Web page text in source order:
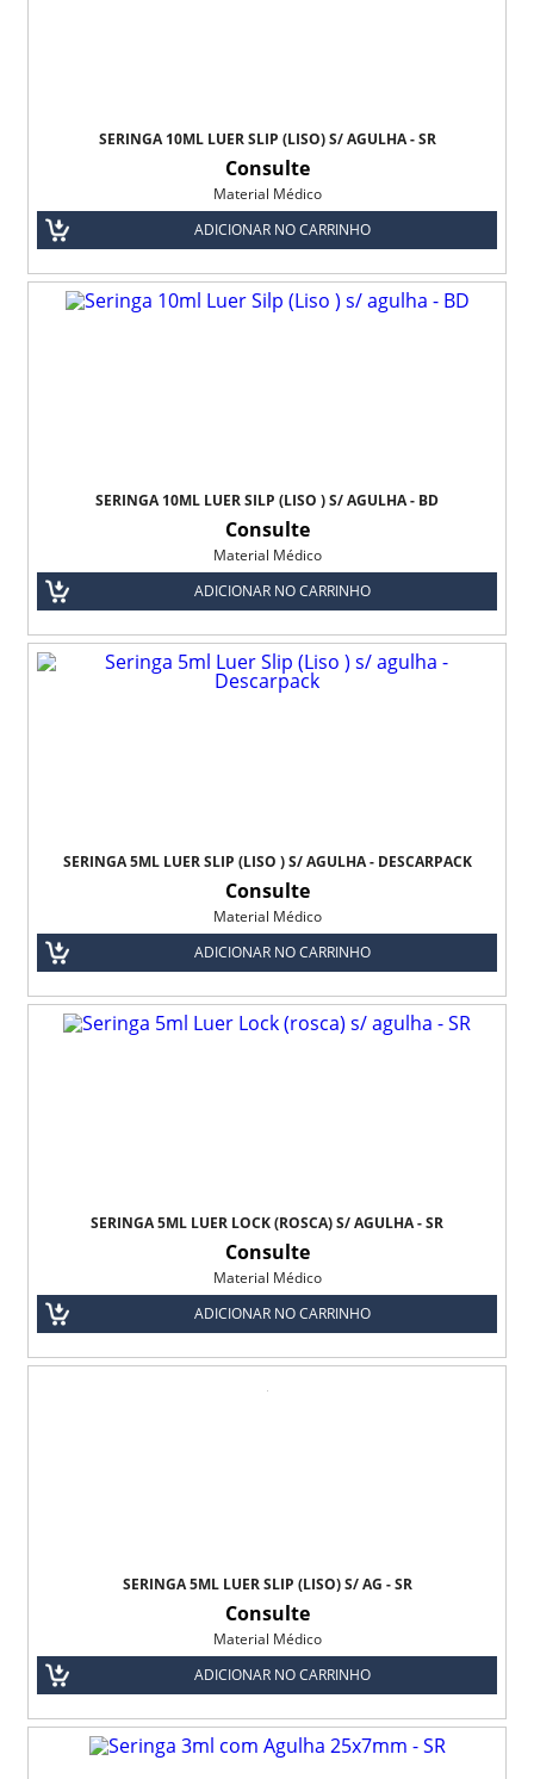
Fio Poliglactina - 910
Fio Poliglecaprone - 25
Kit Cesárea com Catgut
Fralda Descartável Infantil
Fralda Geriátrica Noite e Dia Biofral
Fralda Geriátrica Noturna Bigfral
Fralda Geriátrica Plus Biofral
Fralda Geriátrica Tena Confort - Biofral
Lençol Descartável Mult - Uso Biofral
Seringa 10 ml s/ agulha
Seringa 1ml s/ Agulha
Seringa com Agulha
Toalha Umedecida
Toalha Umedecidas Medfresh
SERINGA 10ML LUER SLIP (LISO) S/ AGULHA - SR
Consulte
Material Médico
ADICIONAR NO CARRINHO
SERINGA 10ML LUER SILP (LISO ) S/ AGULHA - BD
Consulte
Material Médico
ADICIONAR NO CARRINHO
SERINGA 5ML LUER SLIP (LISO ) S/ AGULHA - DESCARPACK
Consulte
Material Médico
ADICIONAR NO CARRINHO
SERINGA 5ML LUER LOCK (ROSCA) S/ AGULHA - SR
Consulte
Material Médico
ADICIONAR NO CARRINHO
SERINGA 5ML LUER SLIP (LISO) S/ AG - SR
Consulte
Material Médico
ADICIONAR NO CARRINHO